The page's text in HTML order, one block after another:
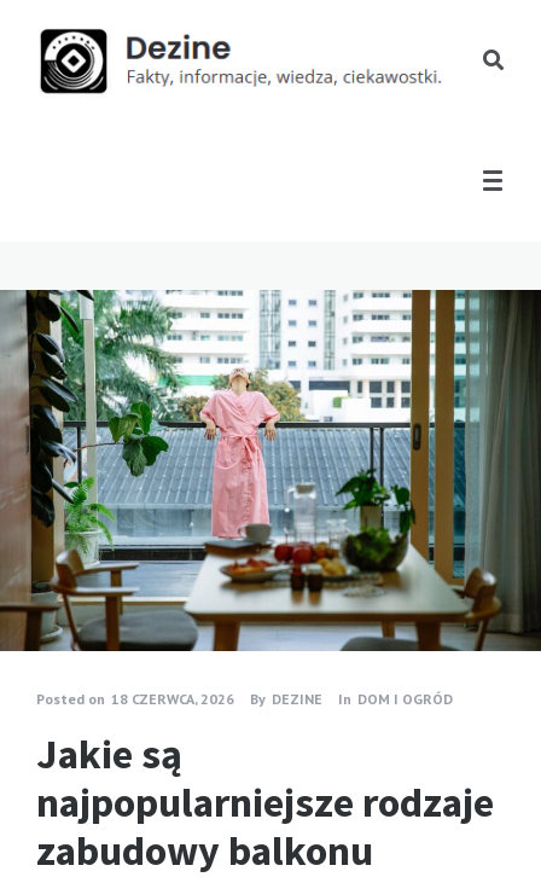
Posted on 18 CZERWCA, 2026 By DEZINE In DOM I OGRÓD
Jakie są
najpopularniejsze rodzaje
zabudowy balkonu